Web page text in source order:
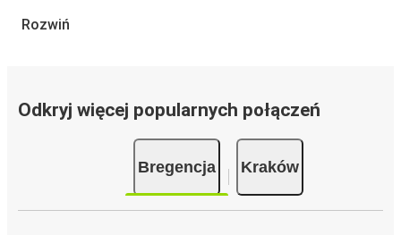
unikając weekendów i świąt. Aby podróżować szybko,
jedynie 18 godziny
Podróż autobusemma mniejszy wpływ na środowisko
niż podróż samochodem czy samolotem. Stale pracujemy
Rozwiń
Odkryj więcej popularnych połączeń
Bregencja Kraków